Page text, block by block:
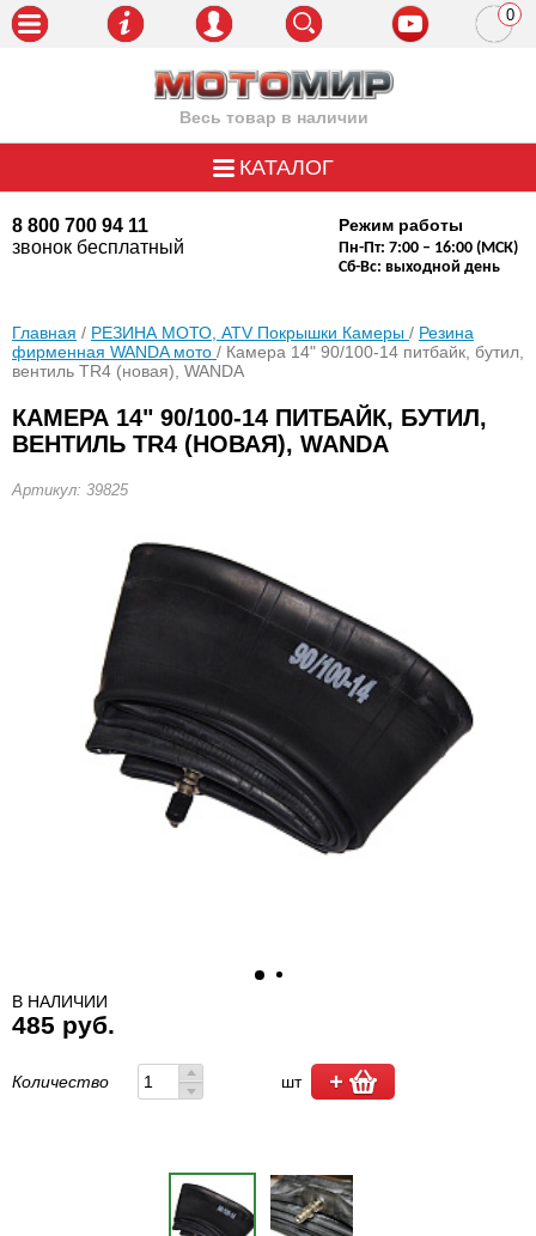
Весь товар в наличии
8 800 700 94 11
звонок бесплатный
Режим работы
Пн-Пт: 7:00 – 16:00 (МСК)
Сб-Вс: выходной день
0
КАТАЛОГ
Главная / РЕЗИНА МОТО, ATV Покрышки Камеры / Резина
фирменная WANDA мото / Камера 14" 90/100-14 питбайк, бутил,
вентиль TR4 (новая), WANDA
КАМЕРА 14" 90/100-14 ПИТБАЙК, БУТИЛ,
ВЕНТИЛЬ TR4 (НОВАЯ), WANDA
Артикул: 39825
В НАЛИЧИИ
485 руб.
Количество шт